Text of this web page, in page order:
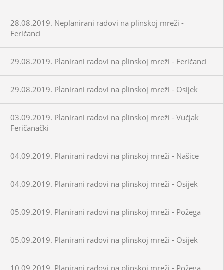
28.08.2019. Neplanirani radovi na plinskoj mreži -
Feričanci
29.08.2019. Planirani radovi na plinskoj mreži - Feričanci
29.08.2019. Planirani radovi na plinskoj mreži - Osijek
03.09.2019. Planirani radovi na plinskoj mreži - Vučjak
Feričanački
04.09.2019. Planirani radovi na plinskoj mreži - Našice
04.09.2019. Planirani radovi na plinskoj mreži - Osijek
05.09.2019. Planirani radovi na plinskoj mreži - Požega
05.09.2019. Planirani radovi na plinskoj mreži - Osijek
10.09.2019. Planirani radovi na plinskoj mreži - Požega